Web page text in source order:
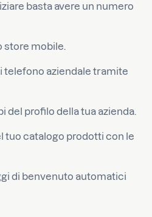
basta avere un numero
store mobile.
telefono aziendale tramite
del profilo della tua azienda.
tuo catalogo prodotti con le
di benvenuto automatici